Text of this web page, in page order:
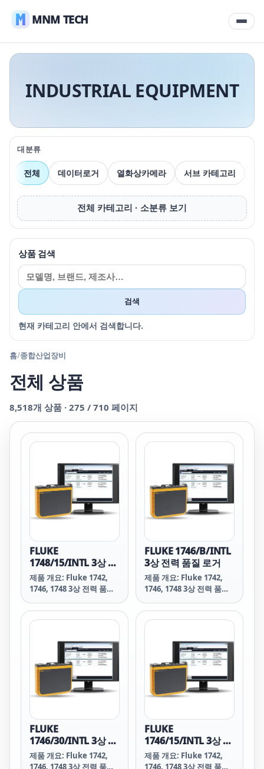
MNM TECH
INDUSTRIAL EQUIPMENT
대분류
전체 데이터로거 열화상카메라 서브 카테고리
전체 카테고리 · 소분류 보기
상품 검색
검색
현재 카테고리 안에서 검색합니다.
홈/종합산업장비
전체 상품
8,518개 상품 · 275 / 710 페이지
FLUKE
1748/15/INTL 3상 전
력 품질 로거
제품 개요: Fluke 1742,
1746, 1748 3상 전력 품질
FLUKE 1746/B/INTL
3상 전력 품질 로거
제품 개요: Fluke 1742,
1746, 1748 3상 전력 품질
FLUKE
1746/30/INTL 3상 전
력 품질 로거
제품 개요: Fluke 1742,
1746, 1748 3상 전력 품질
FLUKE
1746/15/INTL 3상 전
력 품질 로거
제품 개요: Fluke 1742,
1746, 1748 3상 전력 품질